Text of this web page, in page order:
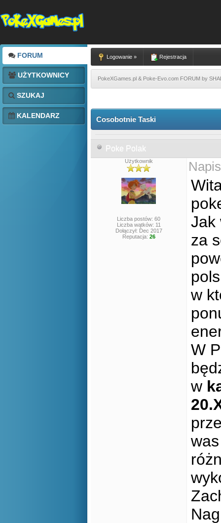
FORUM
UŻYTKOWNICY
SZUKAJ
KALENDARZ
Logowanie » Rejestracja
PokeXGames.pl & Poke-Evo.com FORUM by
Cosobotnie Taski
Poke Polak
Użytkownik
Liczba postów: 60
Liczba wątków: 11
Dołączył: Dec 2017
Reputacja: 26
Jak
za
w
W
w